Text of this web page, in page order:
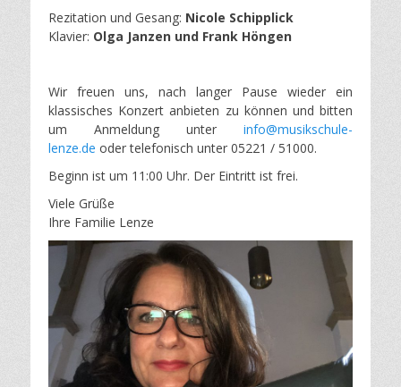
Rezitation und Gesang: Nicole Schipplick
Klavier: Olga Janzen und Frank Höngen
Wir freuen uns, nach langer Pause wieder ein
klassisches Konzert anbieten zu können und bitten
um Anmeldung unter info@musikschule-
lenze.de oder telefonisch unter 05221 / 51000.
Beginn ist um 11:00 Uhr. Der Eintritt ist frei.
Viele Grüße
Ihre Familie Lenze